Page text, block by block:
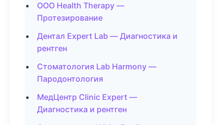
ООО Health Therapy —
Протезирование
Дентал Expert Lab — Диагностика и
рентген
Стоматология Lab Harmony —
Пародонтология
МедЦентр Clinic Expert —
Диагностика и рентген